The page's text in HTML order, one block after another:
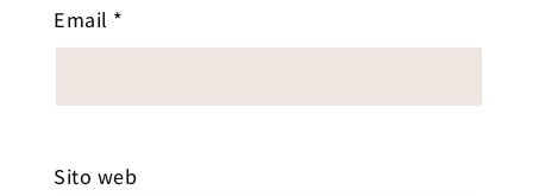
Email *
Sito web